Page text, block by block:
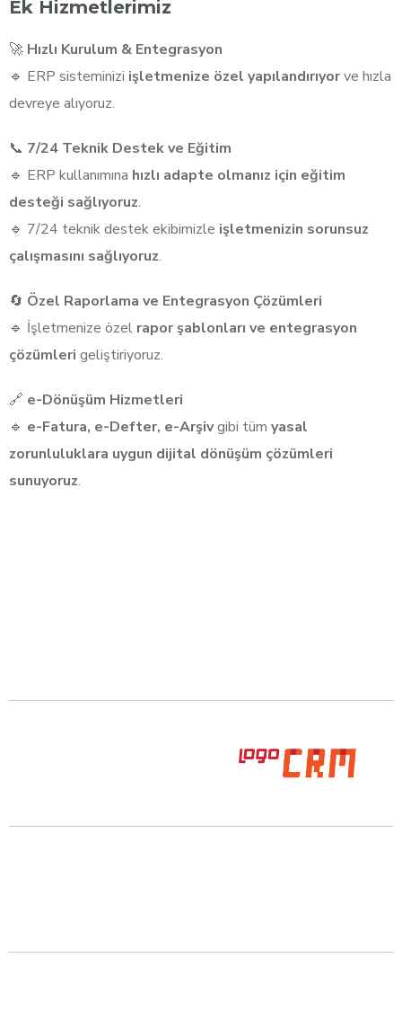
Ek Hizmetlerimiz
🚀 Hızlı Kurulum & Entegrasyon
🔹 ERP sisteminizi işletmenize özel yapılandırıyorve hızla
devreye alıyoruz.
📞 7/24 Teknik Destek ve Eğitim
🔹 ERP kullanımına hızlı adapte olmanız için eğitim
desteği sağlıyoruz.
🔹 7/24 teknik destek ekibimizle işletmenizin sorunsuz
çalışmasını sağlıyoruz.
🔄 Özel Raporlama ve Entegrasyon Çözümleri
🔹 İşletmenize özel rapor şablonları ve entegrasyon
çözümleri geliştiriyoruz.
🔗 e-Dönüşüm Hizmetleri
🔹 e-Fatura, e-Defter, e-Arşivgibi tüm yasal
zorunluluklara uygun dijital dönüşüm çözümleri
sunuyoruz.